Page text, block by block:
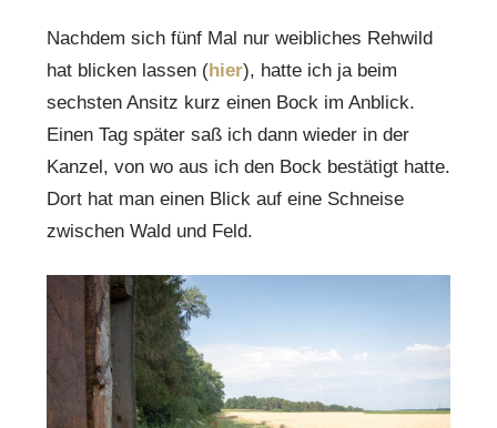
Nachdem sich fünf Mal nur weibliches Rehwild
hat blicken lassen (hier), hatte ich ja beim
sechsten Ansitz kurz einen Bock im Anblick.
Einen Tag später saß ich dann wieder in der
Kanzel, von wo aus ich den Bock bestätigt hatte.
Dort hat man einen Blick auf eine Schneise
zwischen Wald und Feld.